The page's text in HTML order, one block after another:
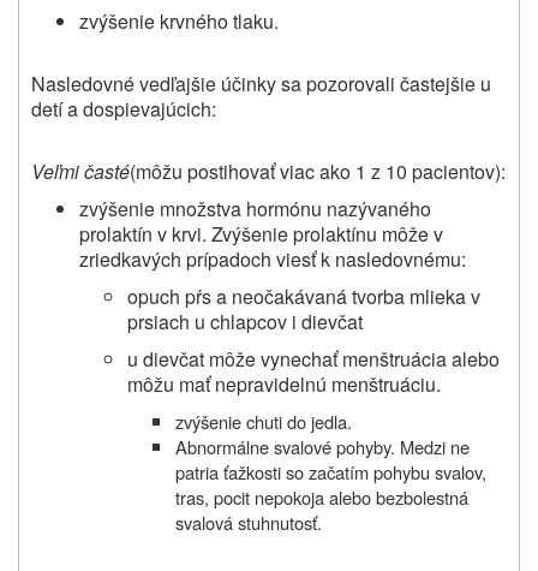
zvýšenie krvného tlaku.
Nasledovné vedľajšie účinky sa pozorovali častejšie u
detí a dospievajúcich:
Veľmi časté(môžu postihovať viac ako 1 z 10 pacientov):
zvýšenie množstva hormónu nazývaného
prolaktín v krvi. Zvýšenie prolaktínu môže v
zriedkavých prípadoch viesť k nasledovnému:
opuch pŕs a neočakávaná tvorba mlieka v
prsiach u chlapcov i dievčat
u dievčat môže vynechať menštruácia alebo
môžu mať nepravidelnú menštruáciu.
zvýšenie chuti do jedla.
Abnormálne svalové pohyby. Medzi ne
patria ťažkosti so začatím pohybu svalov,
tras, pocit nepokoja alebo bezbolestná
svalová stuhnutosť.